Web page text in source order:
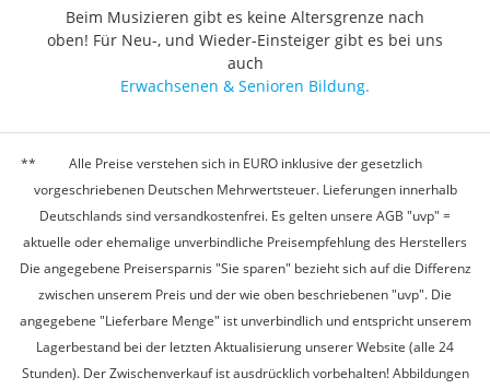
Beim Musizieren gibt es keine Altersgrenze nach
oben! Für Neu-, und Wieder-Einsteiger gibt es bei uns
auch
Erwachsenen & Senioren Bildung.
Alle Preise verstehen sich in EURO inklusive der gesetzlich
vorgeschriebenen Deutschen Mehrwertsteuer. Lieferungen innerhalb
Deutschlands sind versandkostenfrei. Es gelten unsere AGB "uvp" =
aktuelle oder ehemalige unverbindliche Preisempfehlung des Herstellers
Die angegebene Preisersparnis "Sie sparen" bezieht sich auf die Differenz
zwischen unserem Preis und der wie oben beschriebenen "uvp". Die
angegebene "Lieferbare Menge" ist unverbindlich und entspricht unserem
Lagerbestand bei der letzten Aktualisierung unserer Website (alle 24
Stunden). Der Zwischenverkauf ist ausdrücklich vorbehalten! Abbildungen